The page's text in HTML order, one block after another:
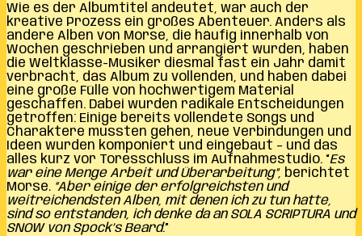
Wie es der Albumtitel andeutet, war auch der
kreative Prozess ein großes Abenteuer. Anders als
andere Alben von Morse, die häufig innerhalb von
Wochen geschrieben und arrangiert wurden, haben
die Weltklasse-Musiker diesmal fast ein Jahr damit
verbracht, das Album zu vollenden, und haben dabei
eine große Fülle von hochwertigem Material
geschaffen. Dabei wurden radikale Entscheidungen
getroffen: Einige bereits vollendete Songs und
Charaktere mussten gehen, neue Verbindungen und
Ideen wurden komponiert und eingebaut – und das
alles kurz vor Toresschluss im Aufnahmestudio. “Es
war eine Menge Arbeit und Überarbeitung”, berichtet
Morse. “Aber einige der erfolgreichsten und
weitreichendsten Alben, mit denen ich zu tun hatte,
sind so entstanden, ich denke da an SOLA SCRIPTURA und
SNOW von Spock’s Beard.”